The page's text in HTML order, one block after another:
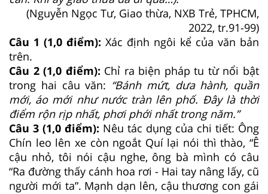
(Nguyễn Ngọc Tư, Giao thừa, NXB Trẻ, TPHCM,
2022, tr.91-99)
Câu 1 (1,0 điểm): Xác định ngôi kể của văn bản
trên.
Câu 2 (1,0 điểm): Chỉ ra biện pháp tu từ nổi bật
trong hai câu văn: “Bánh mứt, dưa hành, quần
mới, áo mới như nước tràn lên phố. Đây là thời
điểm rộn rịp nhất, phơi phới nhất trong năm.”
Câu 3 (1,0 điểm): Nêu tác dụng của chi tiết: Ông
Chín leo lên xe còn ngoắt Quí lại nói thì thào, “Ê
cậu nhỏ, tôi nói cậu nghe, ông bà mình có câu
“Ra đường thấy cánh hoa rơi - Hai tay nâng lấy, cũ
người mới ta”. Mạnh dạn lên, cậu thương con gái